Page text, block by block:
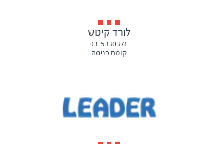
לורד קיטש
03-5330378
קומת כניסה